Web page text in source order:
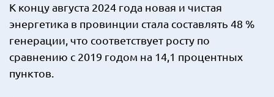
К концу августа 2024 года новая и чистая
энергетика в провинции стала составлять 48 %
генерации, что соответствует росту по
сравнению с 2019 годом на 14,1 процентных
пунктов.